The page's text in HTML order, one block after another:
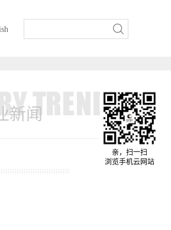
新闻
亲，扫一扫
浏览手机云网站